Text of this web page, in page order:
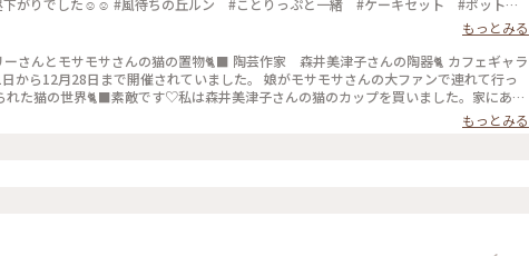
店 #絶景
もっとみる
ーさんとモサモサさんの猫の置物🐈‍⬛ 陶芸作家 森井美津子さんの陶器🐈 カフェギャラ
から12月28日まで開催されていました。 娘がモサモサさんの大ファンで連れて行っ
た猫の世界🐈‍⬛素敵です♡私は森井美津子さんの猫のカップを買いました。家にある
かれたカップは森井美津子さんの作品と知り、より愛着が湧きました♡可愛いもの、素
私です。行けて本当に良かったなぁと思いました🚗 #ファンタジーの世界 #モリーさ
もっとみる